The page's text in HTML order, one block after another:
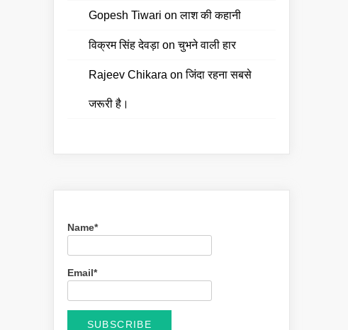
Gopesh Tiwari onलाश की कहानी
विक्रम सिंह देवड़ाonचुभने वाली हार
Rajeev Chikara onजिंदा रहना सबसे
जरूरी है।
Name*
Email*